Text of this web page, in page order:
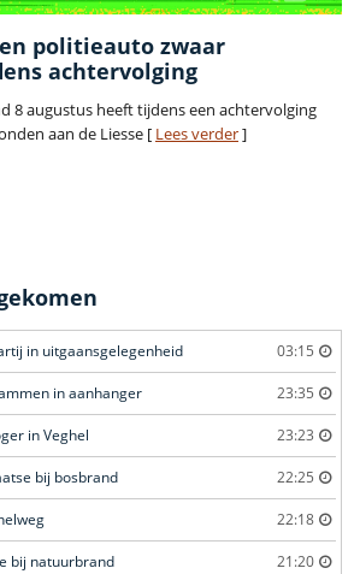
politieauto zwaar
achtervolging
8 augustus heeft tijdens een achtervolging
aan de Liesse [ Lees verder]
in uitgaansgelegenheid 03:15
in aanhanger 23:35
in Veghel 23:23
bij bosbrand 22:25
22:18
bij natuurbrand 21:20